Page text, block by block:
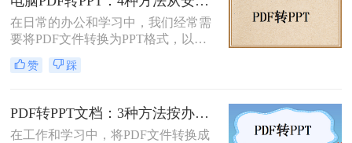
进行编辑、修改或演示。那么pdf怎么
转换成ppt呢？本文将详细介绍几种将
PDF转换为PPT的方法，帮助您轻松
实现文件格式的转换。
在日常的办公和学习中，我们经常需
要将PDF文件转换为PPT格式，以便
更好地进行演示和编辑。那么电脑如
何PDF转PPT呢？以下介绍四种常见
赞 踩
PDF转PPT文档：3种方法按办公场景（汇报/教学/合同）选择！
在工作和学习中，将PDF文件转换成